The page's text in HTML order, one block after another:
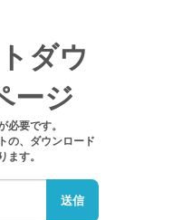
ダウ
ージ
必要です。
の、ダウンロード
ます。
送信